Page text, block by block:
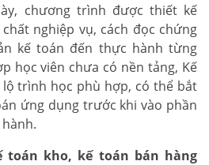
chương trình được thiết kế
nghiệp vụ, cách đọc chứng
kế toán đến thực hành từng
học viên chưa có nền tảng, Kế
trình học phù hợp, có thể bắt
ứng dụng trước khi vào phần
toán kho, kế toán bán hàng